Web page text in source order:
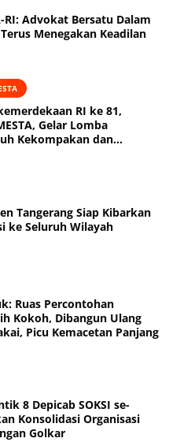
RI: Advokat Bersatu Dalam
Menegakan Keadilan
RI ke 81,
Gelar Lomba
Kekompakan dan
Tangerang Siap Kibarkan
ke Seluruh Wilayah
Ruas Percontohan
Kokoh, Dibangun Ulang
Picu Kemacetan Panjang
8 Depicab SOKSI se-
Konsolidasi Organisasi
Golkar